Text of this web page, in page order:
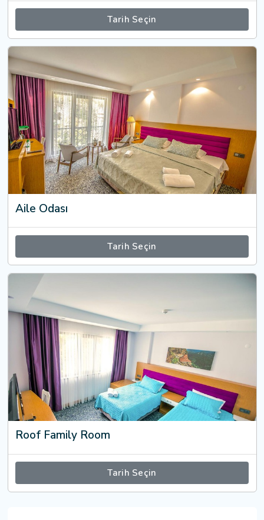
Tarih Seçin
Aile Odası
Tarih Seçin
Roof Family Room
Tarih Seçin